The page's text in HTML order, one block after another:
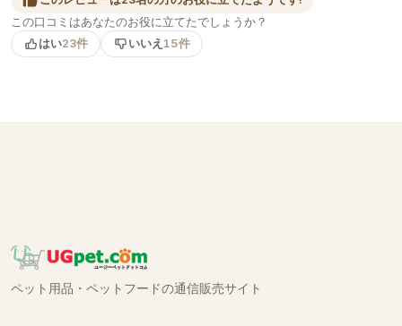
この口コミはあなたのお役に立てたでしょうか？
はい23件 いいえ 15件
ペット用品・ペットフードの通信販売サイト